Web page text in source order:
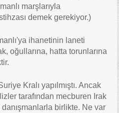
marşlarıyla
demek gerekiyor.)
ihanetinin laneti
oğullarına, hatta torunlarına
Kralı yapılmıştı. Ancak
tarafından mecburen Irak
birlikte. Ne var